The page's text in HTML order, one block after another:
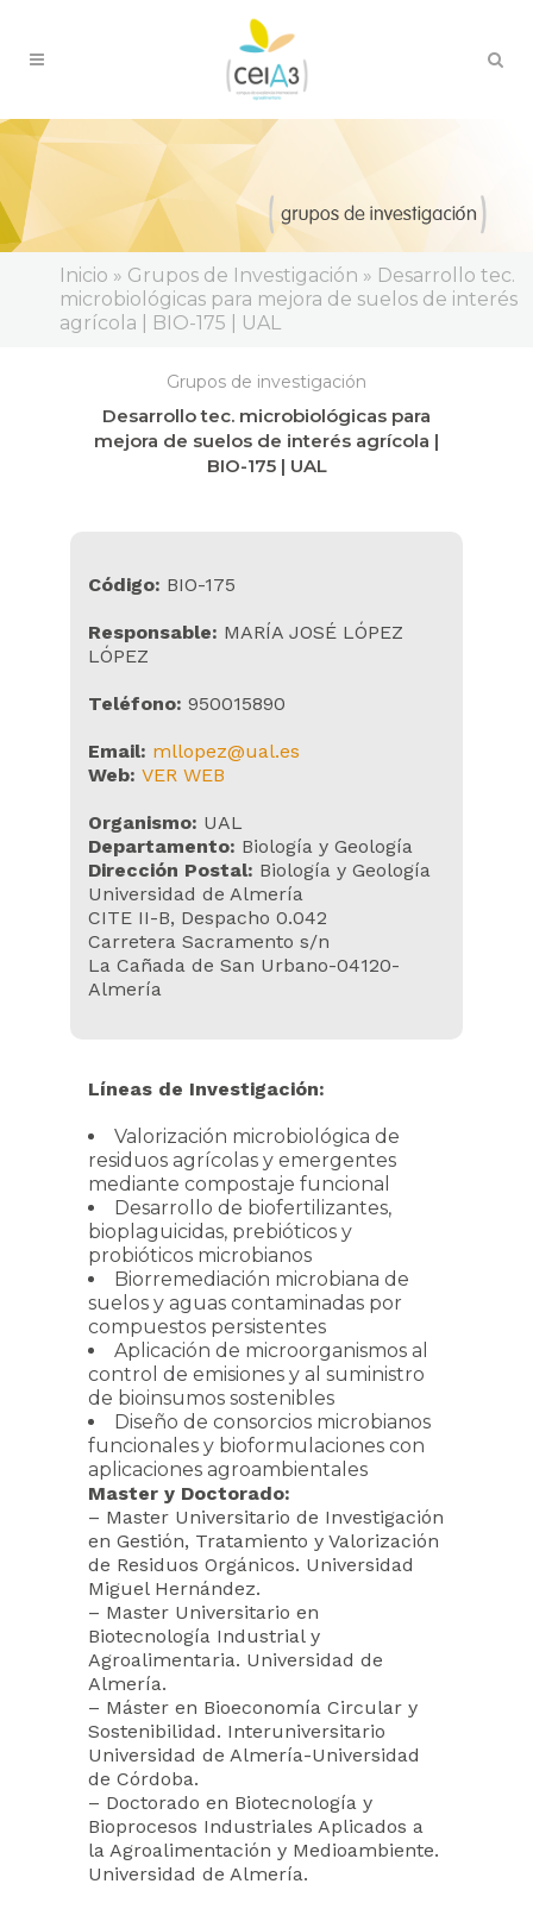
Inicio » Grupos de Investigación » Desarrollo tec.
microbiológicas para mejora de suelos de interés
agrícola | BIO-175 | UAL
Grupos de investigación
Desarrollo tec. microbiológicas para
mejora de suelos de interés agrícola |
BIO-175 | UAL
Código: BIO-175
Responsable: MARÍA JOSÉ LÓPEZ
LÓPEZ
Teléfono: 950015890
Email: mllopez@ual.es
Web: VER WEB
Organismo: UAL
Departamento: Biología y Geología
Dirección Postal: Biología y Geología
Universidad de Almería
CITE II-B, Despacho 0.042
Carretera Sacramento s/n
La Cañada de San Urbano-04120-
Almería
Líneas de Investigación:
Valorización microbiológica de
residuos agrícolas y emergentes
mediante compostaje funcional
Desarrollo de biofertilizantes,
bioplaguicidas, prebióticos y
probióticos microbianos
Biorremediación microbiana de
suelos y aguas contaminadas por
compuestos persistentes
Aplicación de microorganismos al
control de emisiones y al suministro
de bioinsumos sostenibles
Diseño de consorcios microbianos
funcionales y bioformulaciones con
aplicaciones agroambientales
Master y Doctorado:
– Master Universitario de Investigación
en Gestión, Tratamiento y Valorización
de Residuos Orgánicos. Universidad
Miguel Hernández.
– Master Universitario en
Biotecnología Industrial y
Agroalimentaria. Universidad de
Almería.
– Máster en Bioeconomía Circular y
Sostenibilidad. Interuniversitario
Universidad de Almería-Universidad
de Córdoba.
– Doctorado en Biotecnología y
Bioprocesos Industriales Aplicados a
la Agroalimentación y Medioambiente.
Universidad de Almería.